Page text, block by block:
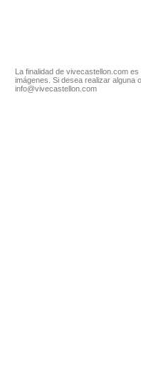
La finalidad de vivecastellon.com
imágenes. Si desea realizar
info@vivecastellon.com